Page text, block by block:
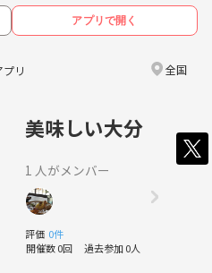
アプリで開く
リ 全国
美味しい大分
1 人がメンバー
評価 0件
開催数 0回 過去参加 0人